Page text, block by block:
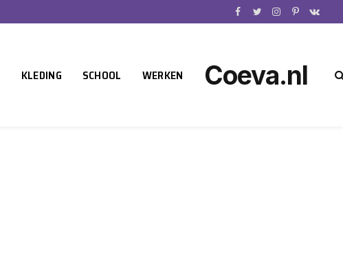
Facebook
TwitterInstagram
Pinterest
KLEDING SCHOOL WERKEN Coeva.nl